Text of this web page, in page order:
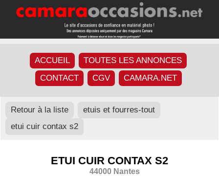
ACCUEIL
TOUTES LES ANNONCES
CONTACT
CGV CAMARA.NET
Retour à la liste
etuis et fourres-tout
etui cuir contax s2
ETUI CUIR CONTAX S2
44000 Nantes